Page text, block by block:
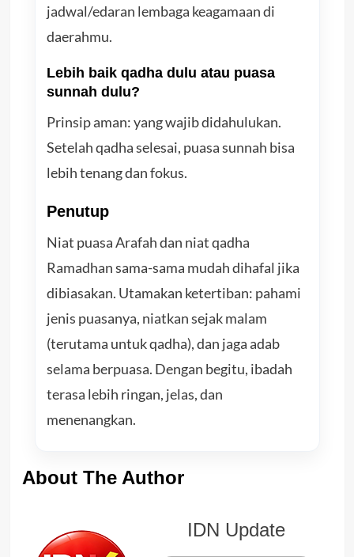
jadwal/edaran lembaga keagamaan di
daerahmu.
Lebih baik qadha dulu atau puasa
sunnah dulu?
Prinsip aman: yang wajib didahulukan.
Setelah qadha selesai, puasa sunnah bisa
lebih tenang dan fokus.
Penutup
Niat puasa Arafah dan niat qadha
Ramadhan sama-sama mudah dihafal jika
dibiasakan. Utamakan ketertiban: pahami
jenis puasanya, niatkan sejak malam
(terutama untuk qadha), dan jaga adab
selama berpuasa. Dengan begitu, ibadah
terasa lebih ringan, jelas, dan
menenangkan.
About The Author
IDN Update